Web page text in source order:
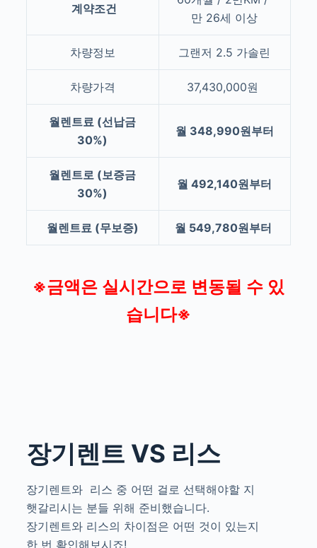
계약조건
만 26세 이상
차량정보 그랜저 2.5 가솔린
차량가격 37,430,000원
월렌트료 (선납금
30%)
월 348,990원부터
월렌트로 (보증금
30%)
월 492,140원부터
월렌트료 (무보증) 월 549,780원부터
※금액은 실시간으로 변동될 수 있
습니다※
장기렌트 VS 리스
장기렌트와 리스 중 어떤 걸로 선택해야할 지
햇갈리시는 분들 위해 준비했습니다.
장기렌트와 리스의 차이점은 어떤 것이 있는지
한 번 확인해보시죠!